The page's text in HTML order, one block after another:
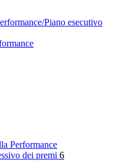
Piano esecutivo
Performance
dei premi 6